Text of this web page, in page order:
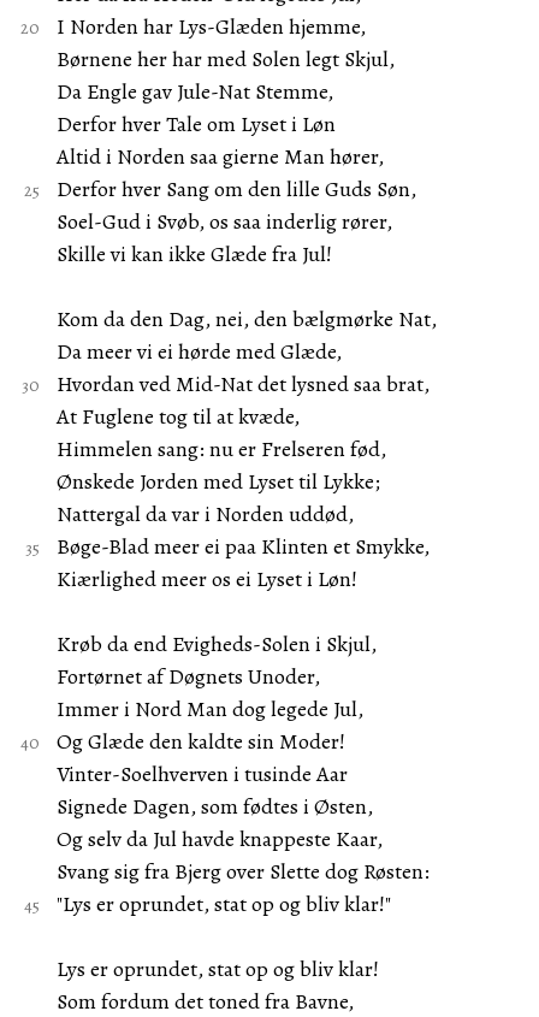
I Norden har Lys-Glæden hjemme,
Børnene her har med Solen legt Skjul,
Da Engle gav Jule-Nat Stemme,
Derfor hver Tale om Lyset i Løn
Altid i Norden saa gierne Man hører,
Derfor hver Sang om den lille Guds Søn,
Soel-Gud i Svøb, os saa inderlig rører,
Skille vi kan ikke Glæde fra Jul!
Kom da den Dag, nei, den bælgmørke Nat,
Da meer vi ei hørde med Glæde,
Hvordan ved Mid-Nat det lysned saa brat,
At Fuglene tog til at kvæde,
Himmelen sang: nu er Frelseren fød,
Ønskede Jorden med Lyset til Lykke;
Nattergal da var i Norden uddød,
Bøge-Blad meer ei paa Klinten et Smykke,
Kiærlighed meer os ei Lyset i Løn!
Krøb da end Evigheds-Solen i Skjul,
Fortørnet af Døgnets Unoder,
Immer i Nord Man dog legede Jul,
Og Glæde den kaldte sin Moder!
Vinter-Soelhverven i tusinde Aar
Signede Dagen, som fødtes i Østen,
Og selv da Jul havde knappeste Kaar,
Svang sig fra Bjerg over Slette dog Røsten:
"Lys er oprundet, stat op og bliv klar!"
Lys er oprundet, stat op og bliv klar!
Som fordum det toned fra Bavne,